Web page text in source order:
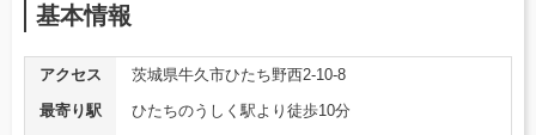
基本情報
アクセス
茨城県牛久市ひたち野西2-10-8
最寄り駅
ひたちのうしく駅より徒歩10分